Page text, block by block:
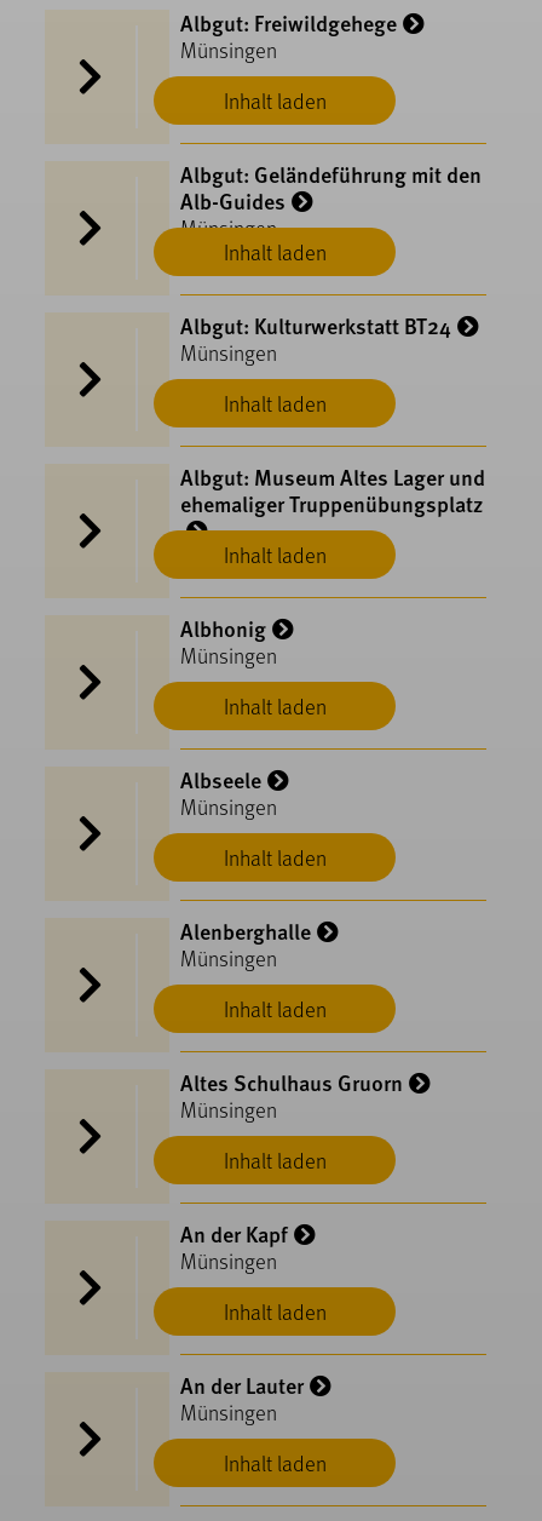
Inhalt laden
Albgut: Freiwildgehege
Münsingen
Inhalt laden
Albgut: Geländeführung mit den
Alb-Guides
Münsingen
Inhalt laden
Albgut: Kulturwerkstatt BT24
Münsingen
Inhalt laden
Albgut: Museum Altes Lager und
ehemaliger Truppenübungsplatz
Münsingen
Inhalt laden
Albhonig
Münsingen
Inhalt laden
Albseele
Münsingen
Inhalt laden
Alenberghalle
Münsingen
Inhalt laden
Altes Schulhaus Gruorn
Münsingen
Inhalt laden
An der Kapf
Münsingen
Inhalt laden
An der Lauter
Münsingen